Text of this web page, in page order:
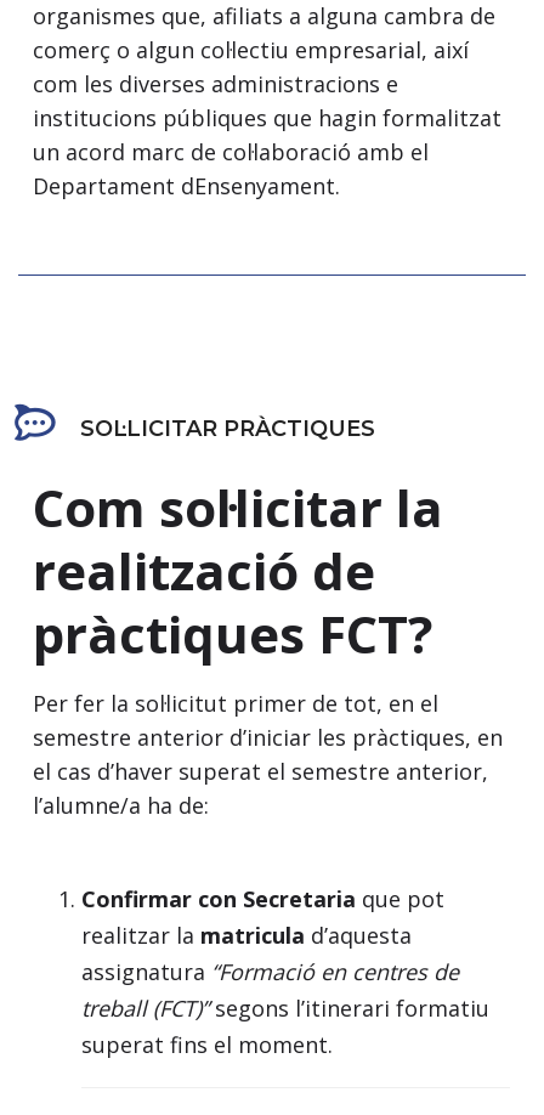
organismes que, afiliats a alguna cambra de
comerç o algun col·lectiu empresarial, així
com les diverses administracions e
institucions públiques que hagin formalitzat
un acord marc de col·laboració amb el
Departament dEnsenyament.
SOL·LICITAR PRÀCTIQUES
Com sol·licitar la
realització de
pràctiques FCT?
Per fer la sol·licitut primer de tot, en el
semestre anterior d’iniciar les pràctiques, en
el cas d’haver superat el semestre anterior,
l’alumne/a ha de:
Confirmar con Secretaria que pot
realitzar la matricula d’aquesta
assignatura “Formació en centres de
treball (FCT)”segons l’itinerari formatiu
superat fins el moment.